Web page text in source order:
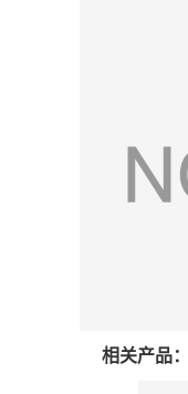
相关产品：